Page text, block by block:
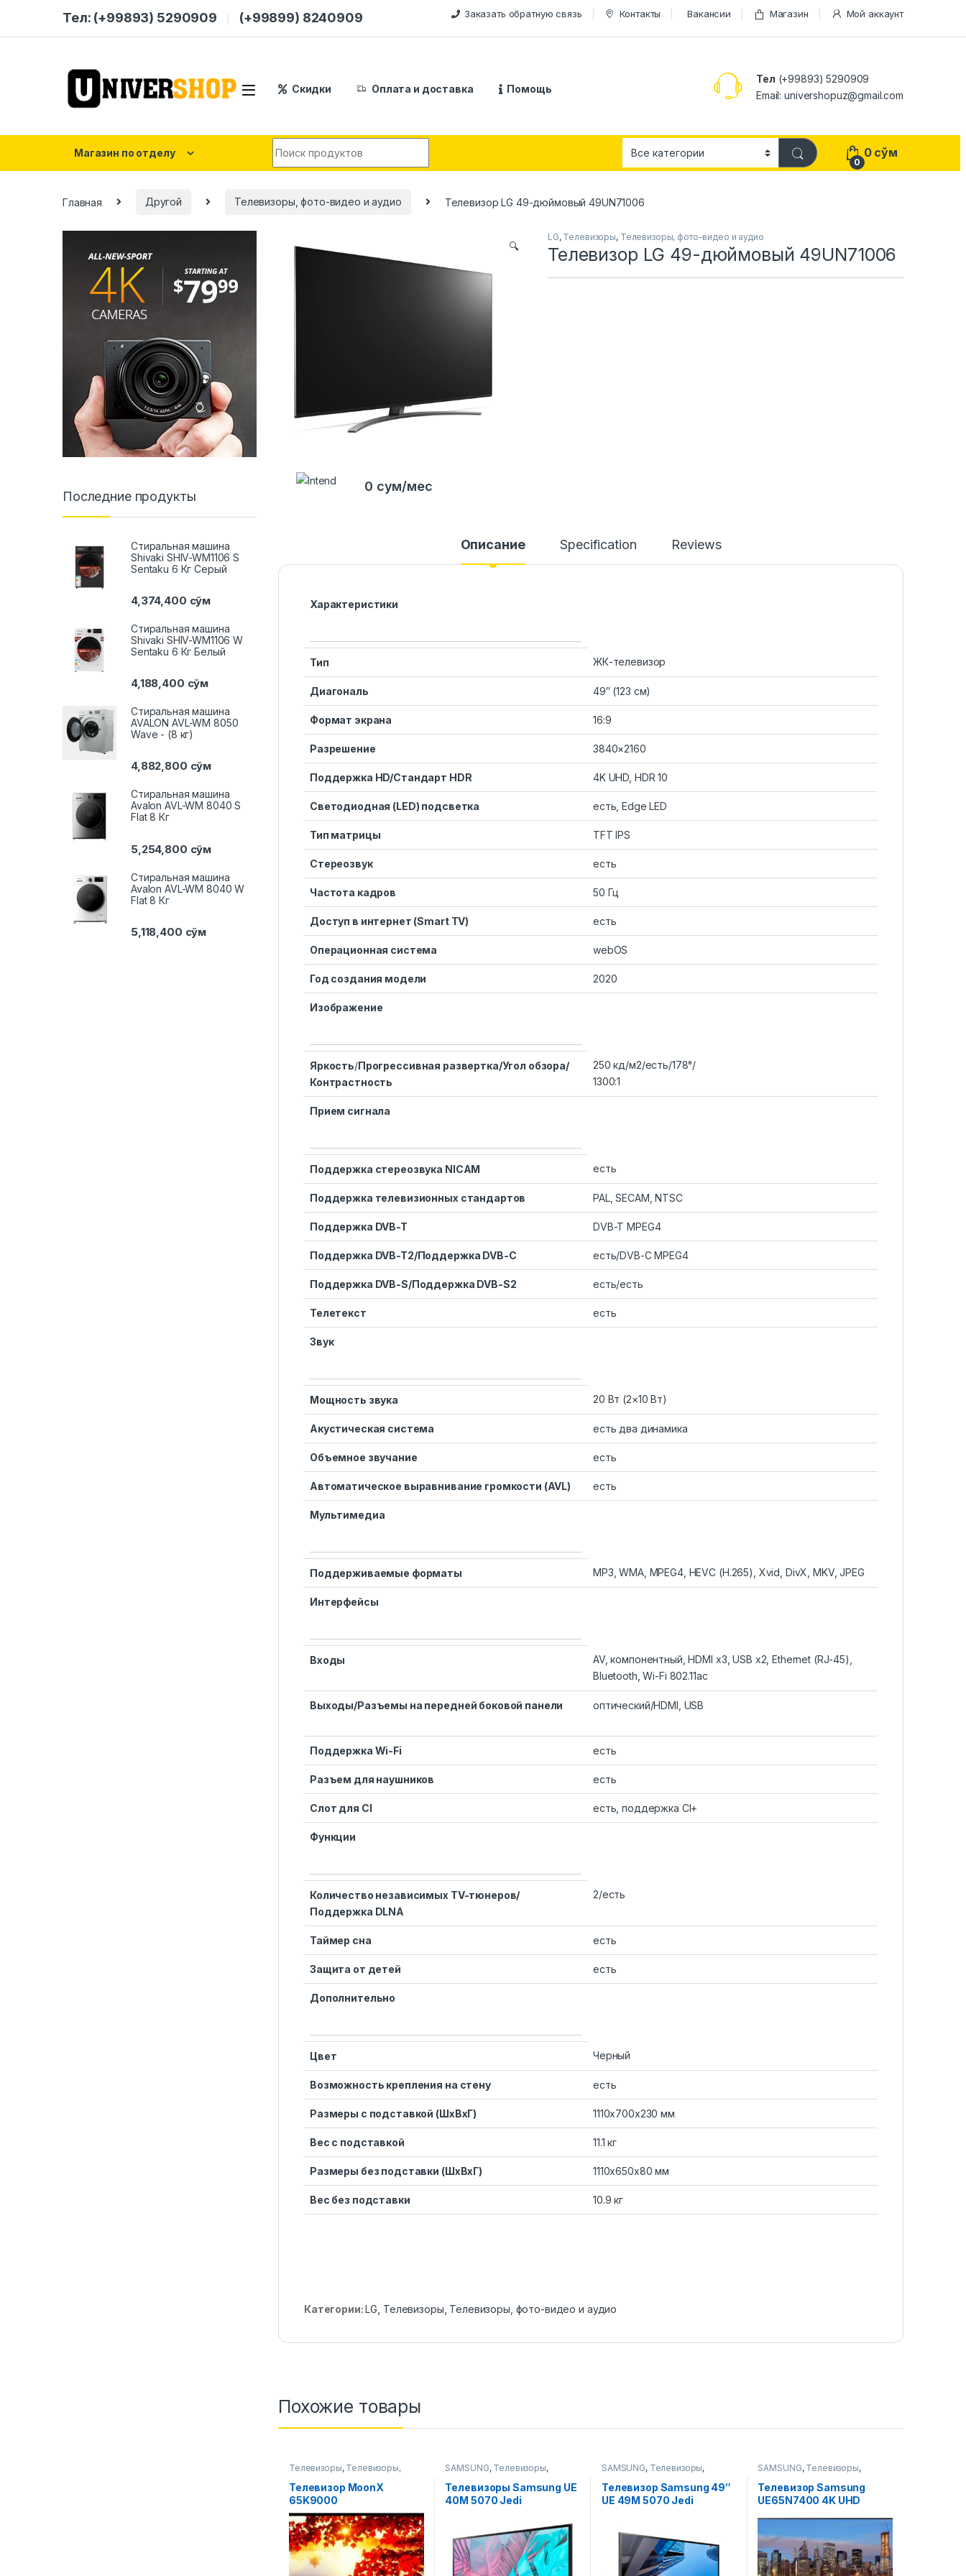
Тел: (+99893) 5290909 (+99899) 8240909 Заказать обратную связь Контакты Вакансии Магазин Мой аккаунт
Скидки Оплата и доставка Помощь
Тел (+99893) 5290909
Email: univershopuz@gmail.com
Магазин по отделу
0
0 сўм
Главная Другой Телевизоры, фото-видео и аудио Телевизор LG 49-дюймовый 49UN71006
🔍
LG, Телевизоры, Телевизоры, фото-видео и аудио
Телевизор LG 49-дюймовый 49UN71006
0 сум/мес
Описание Specification Reviews
Характеристики
Тип ЖК-телевизор
Диагональ 49″ (123 см)
Формат экрана 16:9
Разрешение 3840×2160
Поддержка HD/Стандарт HDR 4K UHD, HDR 10
Светодиодная (LED) подсветка есть, Edge LED
Тип матрицы TFT IPS
Стереозвук есть
Частота кадров​ 50 Гц
Доступ в интернет (Smart TV) есть
Операционная система webOS
Год создания модели 2020
Изображение
Яркость/Прогрессивная развертка/Угол обзора/
Контрастность
250 кд/м2/есть/178°/
1300:1
Прием сигнала
Поддержка стереозвука NICAM есть
Поддержка телевизионных стандартов PAL, SECAM, NTSC
Поддержка DVB-T DVB-T MPEG4
Поддержка DVB-T2/Поддержка DVB-C есть/DVB-C MPEG4
Поддержка DVB-S/Поддержка DVB-S2 есть/есть
Телетекст есть
Звук
Мощность звука 20 Вт (2×10 Вт)
Акустическая система есть два динамика
Объемное звучание есть
Автоматическое выравнивание громкости (AVL) есть
Мультимедиа
Поддерживаемые форматы MP3, WMA, MPEG4, HEVC (H.265), Xvid, DivX, MKV, JPEG
Интерфейсы
Входы
AV, компонентный, HDMI x3, USB x2, Ethernet (RJ-45),
Bluetooth, Wi-Fi 802.11ac
Выходы/Разъемы на передней боковой панели оптический/HDMI, USB
Поддержка Wi-Fi есть
Разъем для наушников есть
Слот для CI есть, поддержка CI+
Функции
Количество независимых TV-тюнеров​/
Поддержка DLNA
2/есть
Таймер сна есть
Защита от детей есть
Дополнительно
Цвет Черный
Возможность крепления на стену есть
Размеры с подставкой (ШxВxГ) 1110x700x230 мм
Вес с подставкой 11.1 кг
Размеры без подставки (ШxВxГ) 1110x650x80 мм
Вес без подставки 10.9 кг
Категории:LG Телевизоры Телевизоры, фото-видео и аудио
Похожие товары
Телевизоры, Телевизоры,
фото-видео и аудио
Телевизор MoonX
65K9000
SAMSUNG, Телевизоры,
Телевизоры, фото-видео и
аудио
Телевизоры Samsung UE
40M 5070 Jedi
SAMSUNG, Телевизоры,
Телевизоры, фото-видео и
аудио
Телевизор Samsung 49″
UE 49M 5070 Jedi
SAMSUNG, Телевизоры,
Телевизоры, фото-видео и
аудио
Телевизор Samsung
UE65N7400 4K UHD
Последние продукты
Стиральная машина
Shivaki SHIV-WM1106 S
Sentaku 6 Кг Серый
4,374,400 сўм
Стиральная машина
Shivaki SHIV-WM1106 W
Sentaku 6 Кг Белый
4,188,400 сўм
Стиральная машина
AVALON AVL-WM 8050
Wave - (8 кг)
4,882,800 сўм
Стиральная машина
Avalon AVL-WM 8040 S
Flat 8 Кг
5,254,800 сўм
Стиральная машина
Avalon AVL-WM 8040 W
Flat 8 Кг
5,118,400 сўм